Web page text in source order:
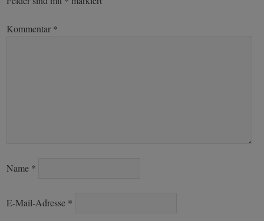
Kommentar *
Name *
E-Mail-Adresse *